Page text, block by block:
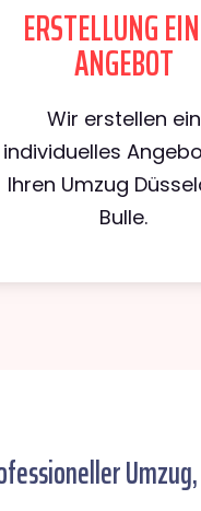
ERSTELLUNG
ANGEBOT
Wir erstellen ein
individuelles
Ihren Umzug
Bulle.